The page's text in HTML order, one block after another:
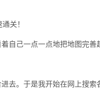
自己一点一点地把地图完善
去。于是我开始在网上搜